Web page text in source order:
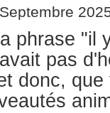
phrase "il
pas
donc,